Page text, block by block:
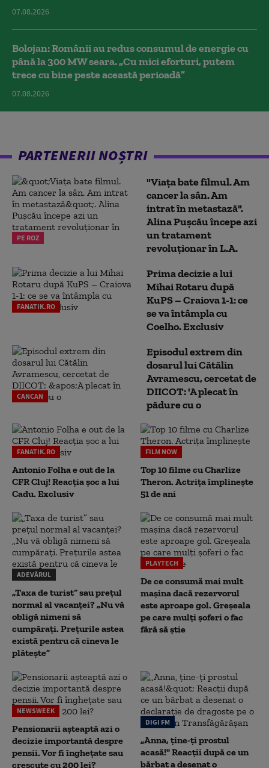
07.08.2026
Bolojan: Românii au redus consumul de energie cu
până la 300 MW seara. „Cu mici eforturi, putem
trece cu bine peste această perioadă”
07.08.2026
PARTENERII NOȘTRI
PE ROZ
"Viața bate filmul. Am
cancer la sân. Am
intrat în metastază".
Alina Pușcău începe azi
un tratament
revoluționar în L.A.
FANATIK.RO
Prima decizie a lui
Mihai Rotaru după
KuPS – Craiova 1-1: ce
se va întâmpla cu
Coelho. Exclusiv
CANCAN
Episodul extrem din
dosarul lui Cătălin
Avramescu, cercetat de
DIICOT: 'A plecat în
pădure cu o
FANATIK.RO
Antonio Folha e out de la
CFR Cluj! Reacția șoc a lui
Cadu. Exclusiv
FILM NOW
Top 10 filme cu Charlize
Theron. Actrița împlinește
51 de ani
ADEVĂRUL
„Taxa de turist” sau prețul
normal al vacanței? „Nu vă
obligă nimeni să
cumpărați. Prețurile astea
există pentru că cineva le
plătește”
PLAYTECH
De ce consumă mai mult
mașina dacă rezervorul
este aproape gol. Greșeala
pe care mulți șoferi o fac
fără să știe
NEWSWEEK
Pensionarii așteaptă azi o
decizie importantă despre
pensii. Vor fi înghețate sau
crescute cu 200 lei?
DIGI FM
„Anna, ţine-ţi prostul
acasă!" Reacţii după ce un
bărbat a desenat o